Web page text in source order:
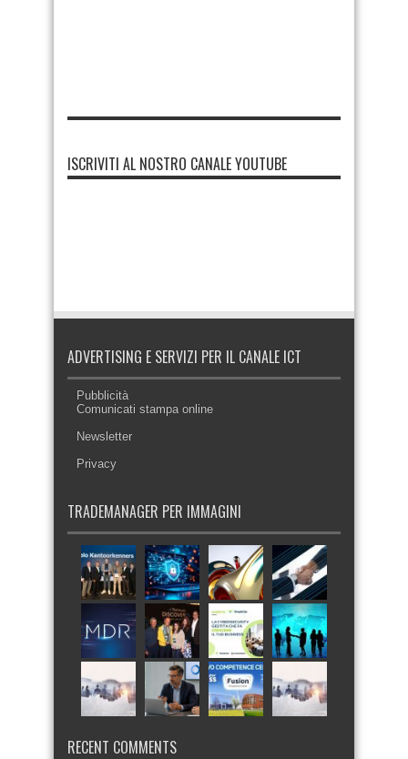
ISCRIVITI AL NOSTRO CANALE YOUTUBE
ADVERTISING E SERVIZI PER IL CANALE ICT
Pubblicità
Comunicati stampa online
Newsletter
Privacy
TRADEMANAGER PER IMMAGINI
RECENT COMMENTS